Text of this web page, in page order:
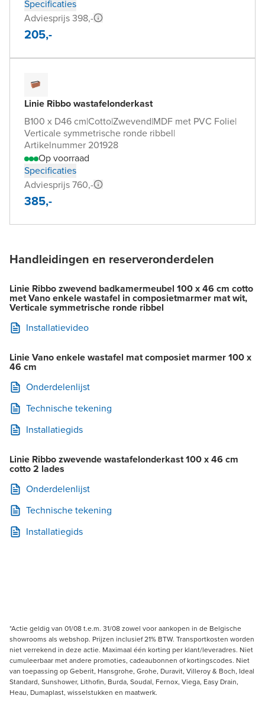
Specificaties
Adviesprijs 398,-
205,-
Linie Ribbo wastafelonderkast
B100 x D46 cm|Cotto|Zwevend|MDF met PVC Folie|
Verticale symmetrische ronde ribbel|
Artikelnummer 201928
Op voorraad
Specificaties
Adviesprijs 760,-
385,-
Handleidingen en reserveronderdelen
Linie Ribbo zwevend badkamermeubel 100 x 46 cm cotto
met Vano enkele wastafel in composietmarmer mat wit,
Verticale symmetrische ronde ribbel
Installatievideo
Linie Vano enkele wastafel mat composiet marmer 100 x
46 cm
Onderdelenlijst
Technische tekening
Installatiegids
Linie Ribbo zwevende wastafelonderkast 100 x 46 cm
cotto 2 lades
Onderdelenlijst
Technische tekening
Installatiegids
*Actie geldig van 01/08 t.e.m. 31/08 zowel voor aankopen in de Belgische
showrooms als webshop. Prijzen inclusief 21% BTW. Transportkosten worden
niet verrekend in deze actie. Maximaal één korting per klant/leveradres. Niet
cumuleerbaar met andere promoties, cadeaubonnen of kortingscodes. Niet
van toepassing op Geberit, Hansgrohe, Grohe, Duravit, Villeroy & Boch, Ideal
Standard, Sunshower, Lithofin, Burda, Soudal, Fernox, Viega, Easy Drain,
Heau, Dumaplast, wisselstukken en maatwerk.